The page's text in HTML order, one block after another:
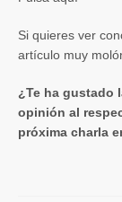
Si quieres ver
artículo muy
¿Te ha gustado
opinión al
próxima charla